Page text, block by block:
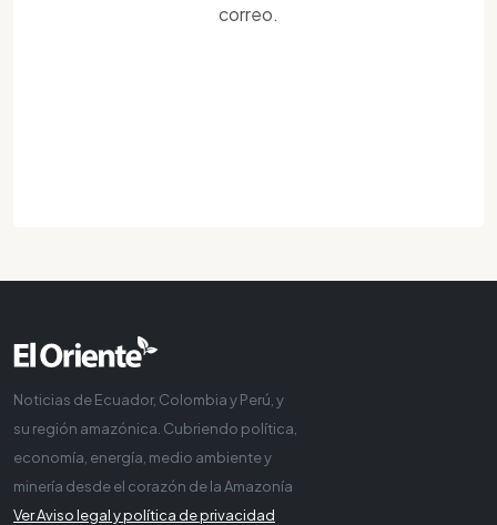
correo.
Noticias de Ecuador, Colombia y Perú, y
su región amazónica. Cubriendo política,
economía, energía, medio ambiente y
minería desde el corazón de la Amazonía
Ver Aviso legal y política de privacidad